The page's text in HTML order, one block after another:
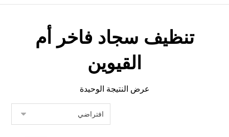
تنظيف سجاد فاخر أم
القيوين
عرض النتيجة الوحيدة